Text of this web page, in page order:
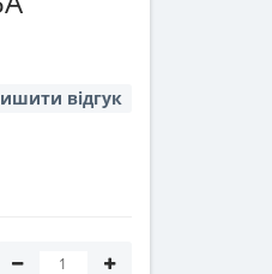
відгук